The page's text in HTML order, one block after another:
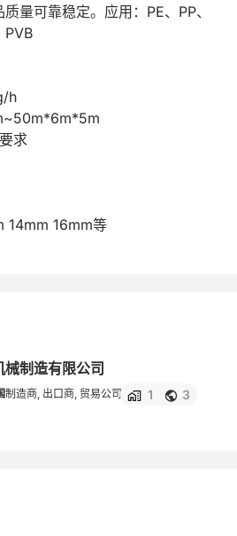
量可靠稳定。应用：PE、PP、
PVB
h
求
14mm 16mm等
制造有限公司
制造商, 出口商, 贸易公司 1 3